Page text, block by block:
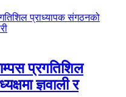
प्रगतिशिल
ज्ञवाली र